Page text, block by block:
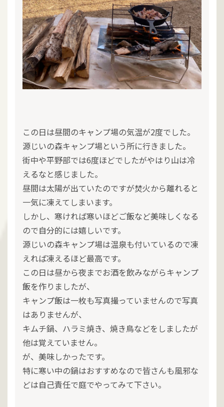
この日は昼間のキャンプ場の気温が2度でした。
源じいの森キャンプ場という所に行きました。
街中や平野部では6度ほどでしたがやはり山は冷
えるなと感じました。
昼間は太陽が出ていたのですが焚火から離れると
一気に凍えてしまいます。
しかし、寒ければ寒いほどご飯など美味しくなる
ので自分的には嬉しいです。
源じいの森キャンプ場は温泉も付いているので凍
えれば凍えるほど最高です。
この日は昼から夜までお酒を飲みながらキャンプ
飯を作りましたが、
キャンプ飯は一枚も写真撮っていませんので写真
はありませんが、
キムチ鍋、ハラミ焼き、焼き鳥などをしましたが
他は覚えていません。
が、美味しかったです。
特に寒い中の鍋はおすすめなので皆さんも風邪な
どは自己責任で庭でやってみて下さい。